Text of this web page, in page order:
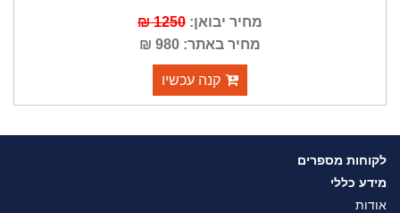
מחיר יבואן: 1250 ₪
מחיר באתר: 980 ₪
קנה עכשיו
לקוחות מספרים
מידע כללי
אודות